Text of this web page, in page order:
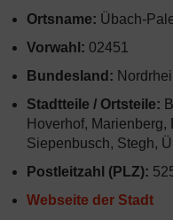
Ortsname: Übach-
Vorwahl: 02451
Bundesland:
Stadtteile / Ortsteile:
Hoverhof,
Siepenbusch, Stegh,
Postleitzahl (PLZ):
Webseite der Stadt